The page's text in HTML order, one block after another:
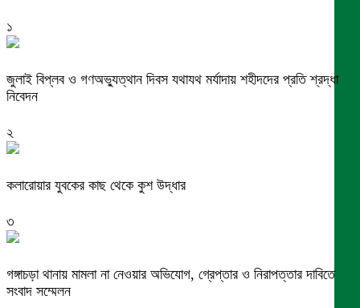
১
জুলাই বিপ্লব ও গণঅভ্যুত্থান দিবস যথাযথ মর্যাদায় শহীদদের প্রতি শ্রদ্ধা
নিবেদন
২
কলারোয়ার যুবকের কাছ থেকে কুশ উদ্ধার
৩
গঙ্গাচড়া থানায় মামলা না নেওয়ার অভিযোগ, গ্রেপ্তার ও নিরাপত্তার দাবিতে
সংবাদ সম্মেলন